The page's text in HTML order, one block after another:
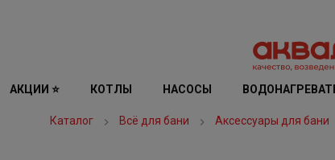
АКЦИИ ⭐ КОТЛЫ НАСОСЫ
Каталог Всё для бани Аксессуары для бани